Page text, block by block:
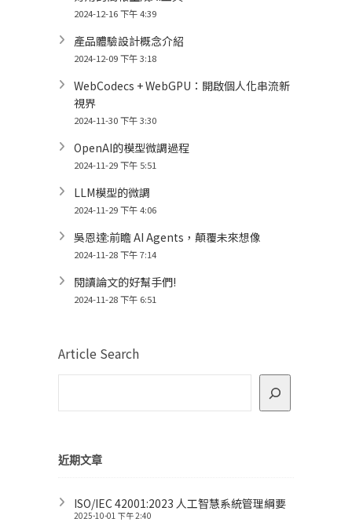
2024-12-16 下午 4:39
產品體驗設計概念介紹
2024-12-09 下午 3:18
WebCodecs + WebGPU：開啟個人化串流新
視界
2024-11-30 下午 3:30
OpenAI的模型微調過程
2024-11-29 下午 5:51
LLM模型的微調
2024-11-29 下午 4:06
吳恩達:前瞻 AI Agents，顛覆未來想像
2024-11-28 下午 7:14
閱讀論文的好幫手們!
2024-11-28 下午 6:51
Article Search
近期文章
ISO/IEC 42001:2023 人工智慧系統管理綱要
2025-10-01 下午 2:40